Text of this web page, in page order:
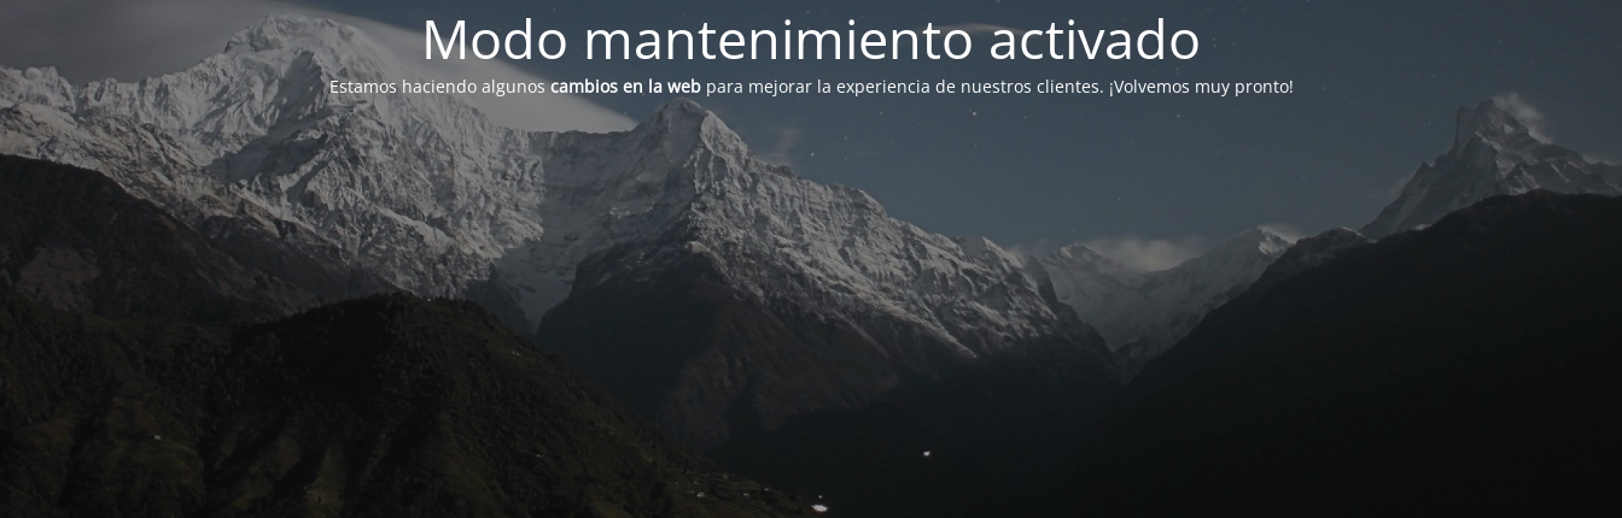
Modo mantenimiento activado
Estamos haciendo algunoscambios en la webpara mejorar la experiencia de nuestros clientes. ¡Volvemos muy pronto!